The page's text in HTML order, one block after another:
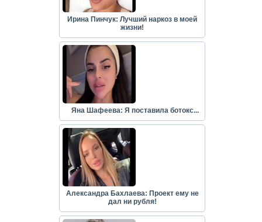
Ирина Пинчук: Лучший наркоз в моей
жизни!
Яна Шафеева: Я поставила ботокс...
Александра Бахлаева: Проект ему не
дал ни рубля!